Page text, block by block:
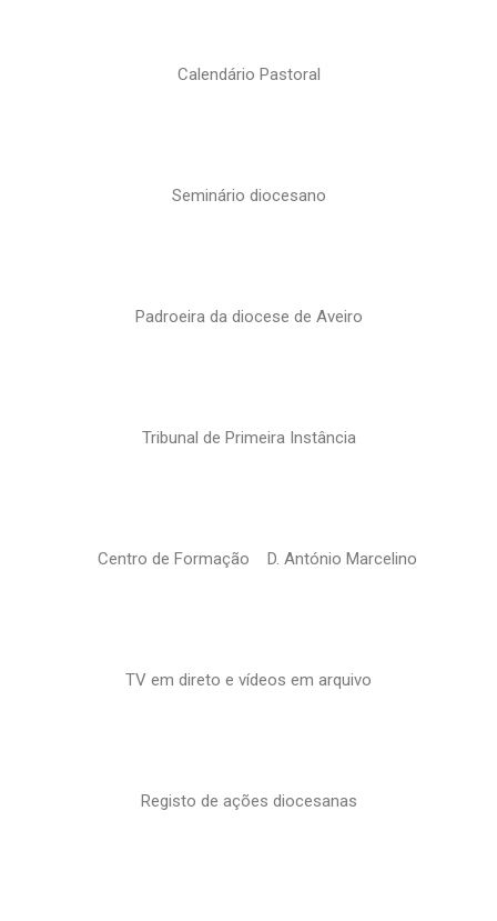
Calendário Pastoral
Seminário diocesano
Padroeira da diocese de Aveiro
Tribunal de Primeira Instância
Centro de Formação D. António Marcelino
TV em direto e vídeos em arquivo
Registo de ações diocesanas